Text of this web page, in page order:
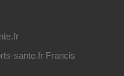
sante.fr Francis